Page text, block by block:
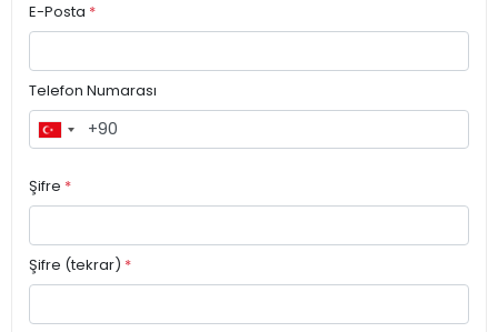
E-Posta *
Telefon Numarası
Şifre *
Şifre (tekrar) *